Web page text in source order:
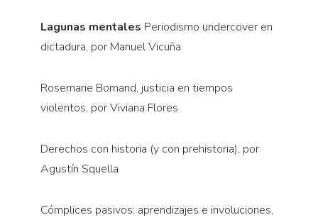
Lagunas mentales Periodismo undercover en
dictadura, por Manuel Vicuña
Rosemarie Bornand, justicia en tiempos
violentos, por Viviana Flores
Derechos con historia (y con prehistoria), por
Agustín Squella
Cómplices pasivos: aprendizajes e involuciones,